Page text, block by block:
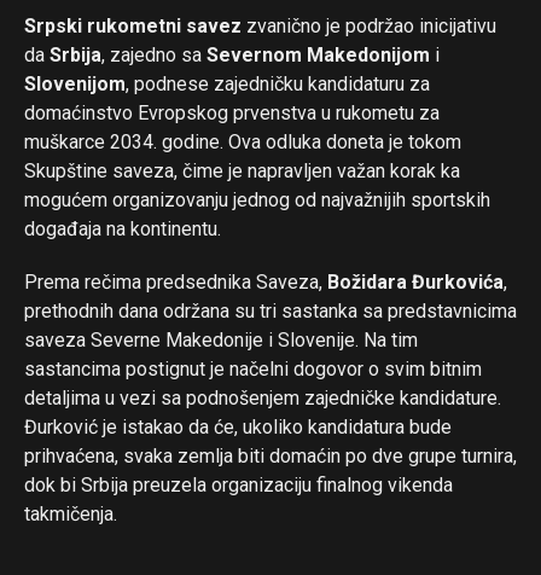
Srpski rukometni savez zvanično je podržao inicijativu
da Srbija, zajedno sa Severnom Makedonijom i
Slovenijom, podnese zajedničku kandidaturu za
domaćinstvo Evropskog prvenstva u rukometu za
muškarce 2034. godine. Ova odluka doneta je tokom
Skupštine saveza, čime je napravljen važan korak ka
mogućem organizovanju jednog od najvažnijih sportskih
događaja na kontinentu.
Prema rečima predsednika Saveza, Božidara Đurkovića,
prethodnih dana održana su tri sastanka sa predstavnicima
saveza Severne Makedonije i Slovenije. Na tim
sastancima postignut je načelni dogovor o svim bitnim
detaljima u vezi sa podnošenjem zajedničke kandidature.
Đurković je istakao da će, ukoliko kandidatura bude
prihvaćena, svaka zemlja biti domaćin po dve grupe turnira,
dok bi Srbija preuzela organizaciju finalnog vikenda
takmičenja.